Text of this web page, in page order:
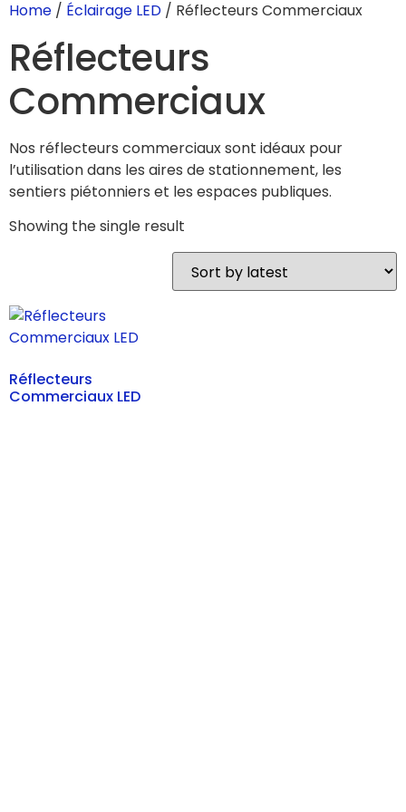
Home / Éclairage LED / Réflecteurs Commerciaux
Réflecteurs
Commerciaux
Nos réflecteurs commerciaux sont idéaux pour
l’utilisation dans les aires de stationnement, les
sentiers piétonniers et les espaces publiques.
Showing the single result
Réflecteurs
Commerciaux LED